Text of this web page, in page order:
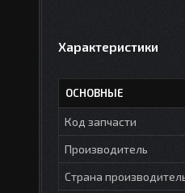
Характеристики
ОСНОВНЫЕ
Код запчасти
Производитель
Страна